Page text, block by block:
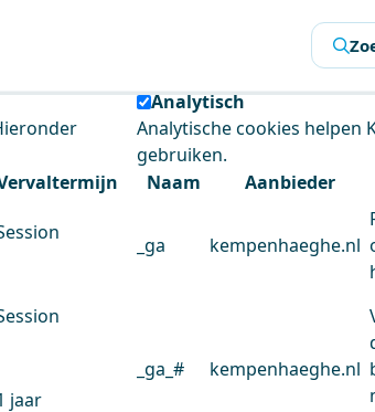
en het gebruiksgemak te
jaar
Analytisch
Analytische cookies helpen
gebruiken.
Naam
Aanbieder
_ga kempenhaeghe.nl
_ga_# kempenhaeghe.nl